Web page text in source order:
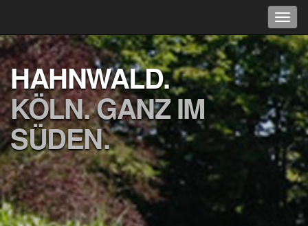
HAHNWALD.
KÖLN. GANZ IM
SÜDEN.